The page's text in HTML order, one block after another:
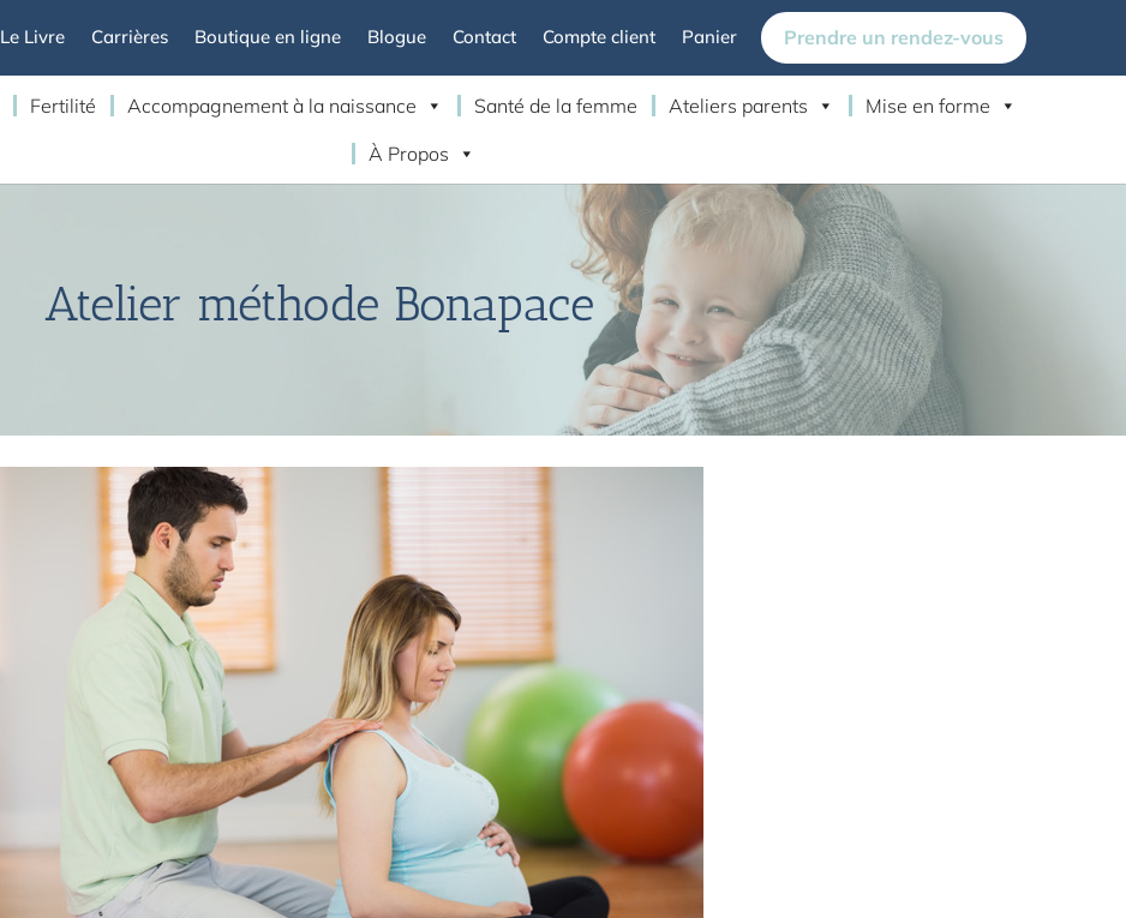
Le Livre Carrières Boutique en ligne Blogue Contact Compte client Panier Prendre un rendez-vous
Fertilité Accompagnement à la naissance Santé de la femme Ateliers parents
Mise en forme
À Propos
Atelier méthode Bonapace